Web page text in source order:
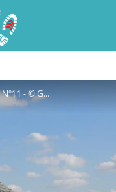
Gîtes de France Chalet du Perche N°11 - © Gites de France Orne